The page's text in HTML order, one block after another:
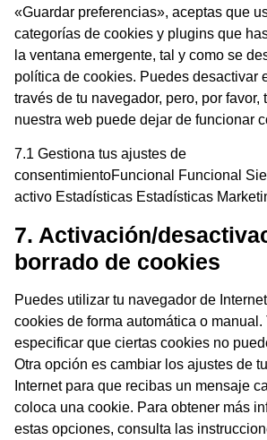
«Guardar preferencias», aceptas que
categorías de cookies y plugins que
la ventana emergente, tal y como se
política de cookies. Puedes desactivar
través de tu navegador, pero, por favor,
nuestra web puede dejar de funcionar
7.1 Gestiona tus ajustes de
consentimientoFuncional Funcional
activo Estadísticas Estadísticas
7. Activación/
borrado de cookies
Puedes utilizar tu navegador de
cookies de forma automática o
especificar que ciertas cookies no
Otra opción es cambiar los ajustes de
Internet para que recibas un mensaje
coloca una cookie. Para obtener más
estas opciones, consulta las